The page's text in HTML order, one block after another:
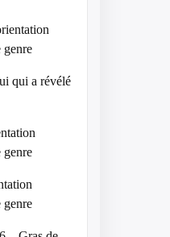
genre
qui a révélé
genre
genre